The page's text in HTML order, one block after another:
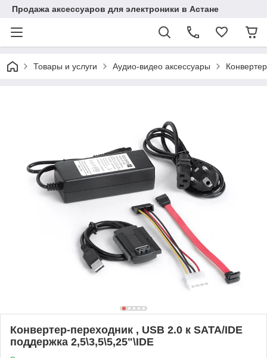
Продажа аксессуаров для электроники в Астане
Товары и услуги Аудио-видео аксессуары
Конвертер-переходник , USB 2.0 к SATA/IDE
поддержка 2,5\3,5\5,25"\IDE